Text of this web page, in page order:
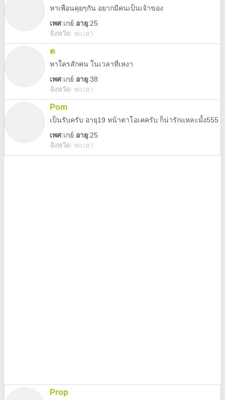
หาเพื่อนคุยๆกัน อยากมีคนเป็นเจ้าของ
เพศ:เกย์ อายุ:25
จังหวัด: พะเยา
ต
หาใครสักคน ในเวลาที่เหงา
เพศ:เกย์ อายุ:38
จังหวัด: พะเยา
Pom
เป็นรับครับ อายุ19 หน้าตาโอเคครับ ก็น่ารักแหละมั้ง555
เพศ:เกย์ อายุ:25
จังหวัด: พะเยา
Prop